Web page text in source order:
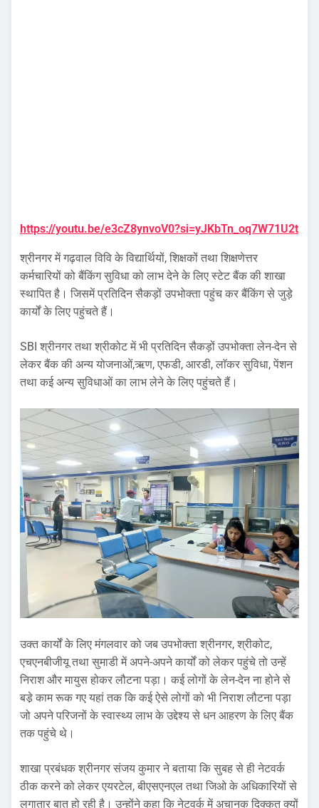
https://youtu.be/e3cZ8ynvoV0?si=yJKbTn_oq7W71U2t
श्रीनगर में गढ़वाल विवि के विद्यार्थियों, शिक्षकों तथा शिक्षणेत्तर
कर्मचारियों को बैंकिंग सुविधा को लाभ देने के लिए स्टेट बैंक की शाखा
स्थापित है। जिसमें प्रतिदिन सैकड़ों उपभोक्ता पहुंच कर बैंकिंग से जुड़े
कार्यों के लिए पहुंचते हैं।
SBI श्रीनगर तथा श्रीकोट में भी प्रतिदिन सैकड़ों उपभोक्ता लेन-देन से
लेकर बैंक की अन्य योजनाओं,ऋण, एफडी, आरडी, लाॅकर सुविधा, पेंशन
तथा कई अन्य सुविधाओं का लाभ लेने के लिए पहुंचते हैं।
उक्त कार्यों के लिए मंगलवार को जब उपभोक्ता श्रीनगर, श्रीकोट,
एचएनबीजीयू तथा सुमाडी में अपने-अपने कार्यों को लेकर पहुंचे तो उन्हें
निराश और मायुस होकर लौटना पड़ा। कई लोगों के लेन-देन ना होने से
बडे़ काम रूक गए यहां तक कि कई ऐसे लोगों को भी निराश लौटना पड़ा
जो अपने परिजनों के स्वास्थ्य लाभ के उद्देश्य से धन आहरण के लिए बैंक
तक पहुंचे थे।
शाखा प्रबंधक श्रीनगर संजय कुमार ने बताया कि सुबह से ही नेटवर्क
ठीक करने को लेकर एयरटेल, बीएसएनएल तथा जिओ के अधिकारियों से
लगातार बात हो रही है। उन्होंने कहा कि नेटवर्क में अचानक दिक्कत क्यों